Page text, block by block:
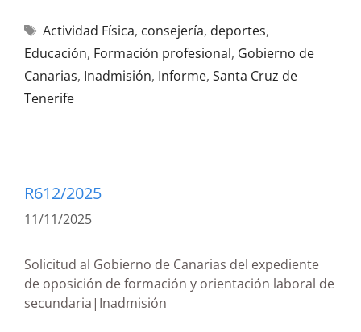
Actividad Física, consejería, deportes,
Educación, Formación profesional, Gobierno de
Canarias, Inadmisión, Informe, Santa Cruz de
Tenerife
R612/2025
11/11/2025
Solicitud al Gobierno de Canarias del expediente
de oposición de formación y orientación laboral de
secundaria|Inadmisión